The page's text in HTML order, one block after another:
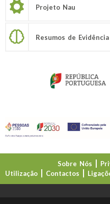
Projeto Nau
Resumos de
Sobre Nós
Utilização
Contactos